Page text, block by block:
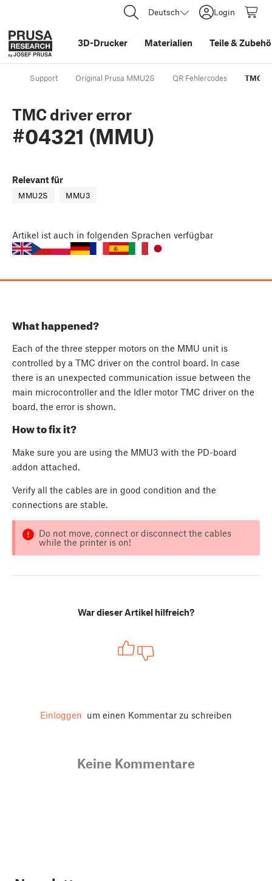
Deutsch Login
3D-Drucker Materialien Teile&
Support Original Prusa MMU2S QR Fehlercodes TMC
TMC driver error
#04321 (MMU)
Relevant für
MMU2S MMU3
Artikel ist auch in folgenden Sprachen verfügbar
What happened?
Each of the three stepper motors on the MMU unit is
controlled by a TMC driver on the control board. In case
there is an unexpected communication issue between the
main microcontroller and the Idler motor TMC driver on the
board, the error is shown.
How to fix it?
Make sure you are using the MMU3 with the PD-board
addon attached.
Verify all the cables are in good condition and the
connections are stable.
Do not move, connect or disconnect the cables
while the printer is on!
War dieser Artikel hilfreich?
Einloggen um einen Kommentar zu schreiben
Keine Kommentare